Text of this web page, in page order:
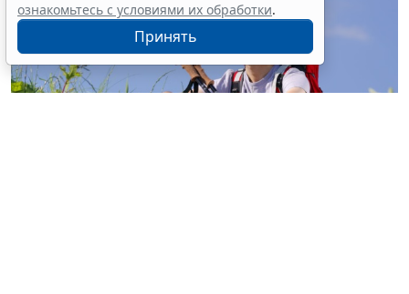
ознакомьтесь с условиями их обработки.
Принять